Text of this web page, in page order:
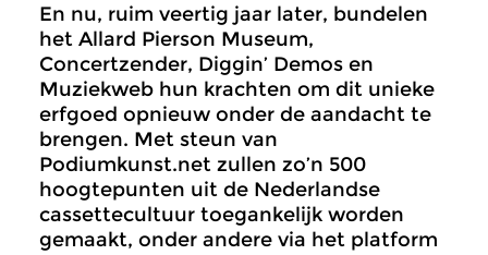
En nu, ruim veertig jaar later, bundelen
het Allard Pierson Museum,
Concertzender, Diggin’ Demos en
Muziekweb hun krachten om dit unieke
erfgoed opnieuw onder de aandacht te
brengen. Met steun van
Podiumkunst.net zullen zo’n 500
hoogtepunten uit de Nederlandse
cassettecultuur toegankelijk worden
gemaakt, onder andere via het platform